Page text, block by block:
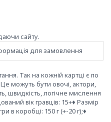
сайту.
для замовлення
Так на кожній картці є по
Це можуть бути овочі, актори,
швидкість, логічне мислення
вік гравців: 15+♦ Размір
в коробці: 150 г (+-20 г);♦